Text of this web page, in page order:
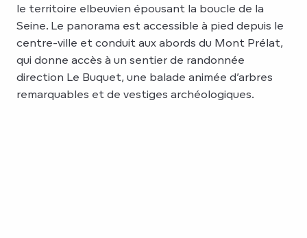
le territoire elbeuvien épousant la boucle de la
Seine. Le panorama est accessible à pied depuis le
centre-ville et conduit aux abords du Mont Prélat,
qui donne accès à un sentier de randonnée
direction Le Buquet, une balade animée d’arbres
remarquables et de vestiges archéologiques.